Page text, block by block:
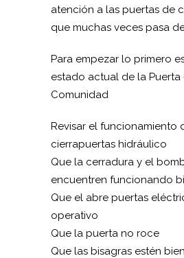
atención a las puertas de
que muchas veces pasa
Para empezar lo primero
estado actual de la Puerta
Comunidad
Revisar el funcionamiento
cierrapuertas hidráulico
Que la cerradura y el
encuentren funcionando
Que el abre puertas
operativo
Que la puerta no roce
Que las bisagras estén bien